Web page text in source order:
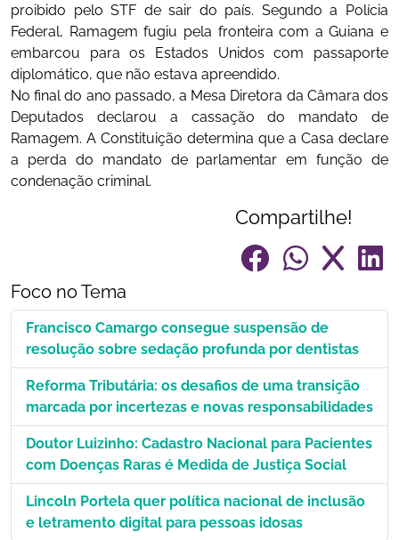
proibido pelo STF de sair do país. Segundo a Polícia
Federal, Ramagem fugiu pela fronteira com a Guiana e
embarcou para os Estados Unidos com passaporte
diplomático, que não estava apreendido.
No final do ano passado, a Mesa Diretora da Câmara dos
Deputados declarou a cassação do mandato de
Ramagem. A Constituição determina que a Casa declare
a perda do mandato de parlamentar em função de
condenação criminal.
Compartilhe!
Foco no Tema
Francisco Camargo consegue suspensão de
resolução sobre sedação profunda por dentistas
Reforma Tributária: os desafios de uma transição
marcada por incertezas e novas responsabilidades
Doutor Luizinho: Cadastro Nacional para Pacientes
com Doenças Raras é Medida de Justiça Social
Lincoln Portela quer política nacional de inclusão
e letramento digital para pessoas idosas